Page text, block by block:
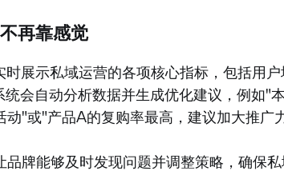
再靠感觉
展示私域运营的各项核心指标，包括用户
会自动分析数据并生成优化建议，例如"
"或"产品A的复购率最高，建议加大推广
品牌能够及时发现问题并调整策略，确保